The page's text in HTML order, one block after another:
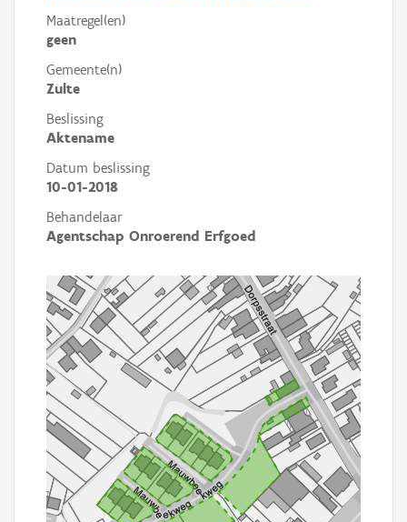
Maatregel(en)
geen
Gemeente(n)
Zulte
Beslissing
Aktename
Datum beslissing
10-01-2018
Behandelaar
Agentschap Onroerend Erfgoed